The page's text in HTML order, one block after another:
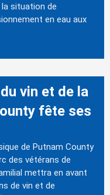
situation de
en eau aux
vin et de la
fête ses
de Putnam County
des vétérans de
mettra en avant
de vin et de